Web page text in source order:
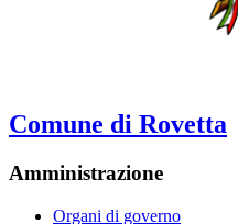
Comune di Rovetta
Amministrazione
Organi di governo